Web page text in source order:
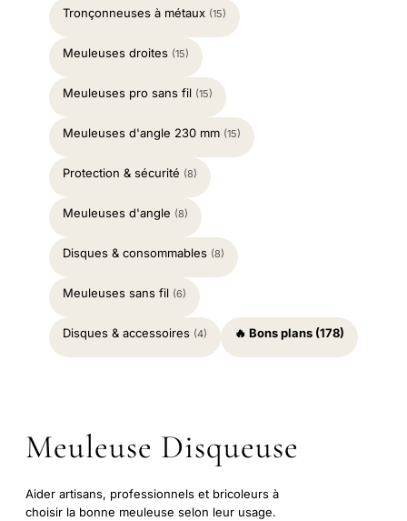
Tronçonneuses à métaux (15)
Meuleuses droites (15)
Meuleuses pro sans fil (15)
Meuleuses d'angle 230 mm (15)
Protection & sécurité (8)
Meuleuses d'angle (8)
Disques & consommables (8)
Meuleuses sans fil (6)
Disques & accessoires (4) 🔥 Bons plans (178)
Meuleuse Disqueuse
Aider artisans, professionnels et bricoleurs à
choisir la bonne meuleuse selon leur usage.